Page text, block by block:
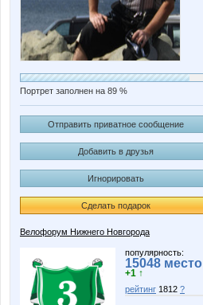
Портрет заполнен на 89 %
Отправить приватное сообщение
Добавить в друзья
Игнорировать
Сделать подарок
Велофорум Нижнего Новгорода
популярность:
15048 место
+1 ↑
рейтинг 1812 ?